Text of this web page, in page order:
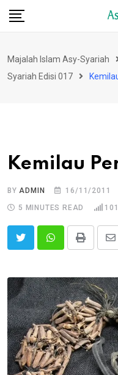
Skip
Majalah Islam Asy-Syariah
Syariah Edisi 017
Kemilau
BY ADMIN 16/11/2011
5 MINUTES READ
Print